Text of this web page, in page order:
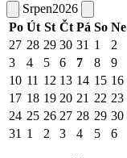
Srpen2026
Po Út St Čt Pá So Ne
27 28 29 30 31 1
2
3
4 5 6 7 8
9
10 11 12 13 14 15 16
17 18 19 20 21 22 23
24 25 26 27 28 29 30
31 1 2 3 4 5 6